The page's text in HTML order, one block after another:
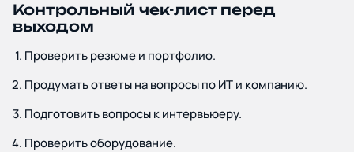
Контрольный чек-лист перед
выходом
Проверить резюме и портфолио.
Продумать ответы на вопросы по ИТ и компанию.
Подготовить вопросы к интервьюеру.
Проверить оборудование.